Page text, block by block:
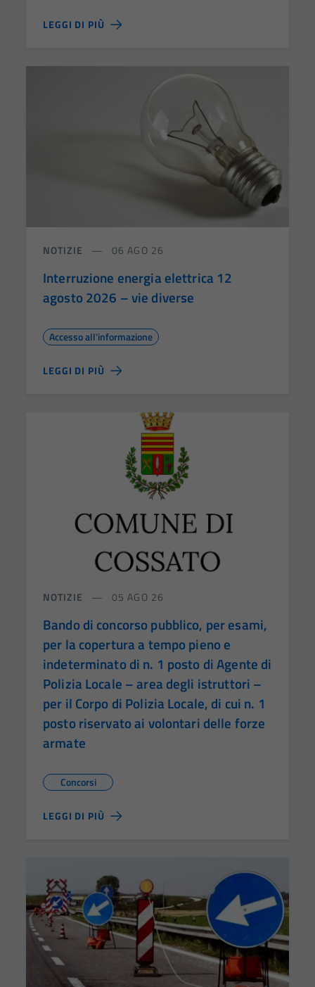
LEGGI DI PIÙ
NOTIZIE 06 AGO 26
Interruzione energia elettrica 12
agosto 2026 – vie diverse
Accesso all'informazione
LEGGI DI PIÙ
NOTIZIE 05 AGO 26
Bando di concorso pubblico, per esami,
per la copertura a tempo pieno e
indeterminato di n. 1 posto di Agente di
Polizia Locale – area degli istruttori –
per il Corpo di Polizia Locale, di cui n. 1
posto riservato ai volontari delle forze
armate
Concorsi
LEGGI DI PIÙ